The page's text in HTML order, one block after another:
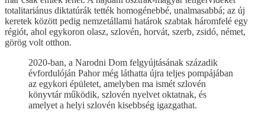
totalitariánus diktatúrák tették homogénebbé, unalmasabbá; az új
keretek között pedig nemzetállami határok szabtak háromfelé egy
régiót, ahol egykoron olasz, szlovén, horvát, szerb, zsidó, német,
görög volt otthon.
2020-ban, a Narodni Dom felgyújtásának századik
évfordulóján Pahor még láthatta újra teljes pompájában
az egykori épületet, amelyben ma ismét szlovén
könyvtár működik, szlovén nyelvet oktatnak, és
amelyet a helyi szlovén kisebbség igazgathat.